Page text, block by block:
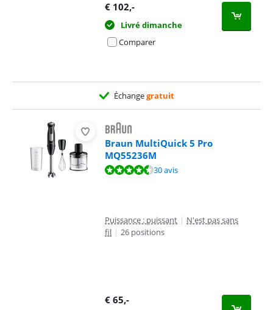
€ 102,-
Livré dimanche
Comparer
Échangegratuit
Braun MultiQuick 5 Pro
MQ55236M
La note est de 8,6 sur 10, basée sur 30 avis.30 avis
Puissance : puissant | N'est pas sans
fil | 26 positions
€ 65,-